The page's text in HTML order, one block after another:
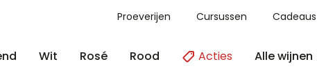
Proeverijen Cursussen Cadeaus
Wit Rosé Rood Acties Alle wijnen